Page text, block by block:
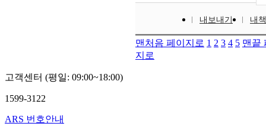
내보내기 내
맨처음 페이지로 1 2 3 4 5 맨끝
지로
고객센터 (평일: 09:00~18:00)
1599-3122
ARS 번호안내